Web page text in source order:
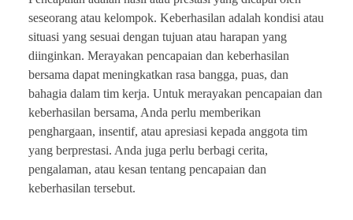
seseorang atau kelompok. Keberhasilan adalah kondisi atau
situasi yang sesuai dengan tujuan atau harapan yang
diinginkan. Merayakan pencapaian dan keberhasilan
bersama dapat meningkatkan rasa bangga, puas, dan
bahagia dalam tim kerja. Untuk merayakan pencapaian dan
keberhasilan bersama, Anda perlu memberikan
penghargaan, insentif, atau apresiasi kepada anggota tim
yang berprestasi. Anda juga perlu berbagi cerita,
pengalaman, atau kesan tentang pencapaian dan
keberhasilan tersebut.